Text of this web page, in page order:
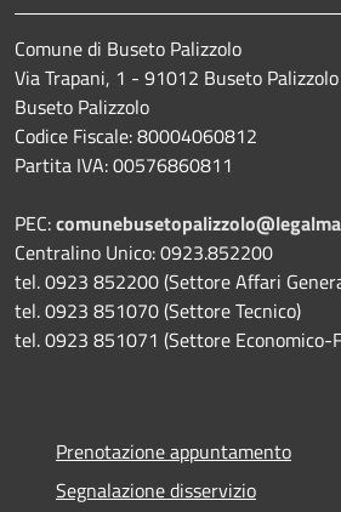
Comune di Buseto Palizzolo
Via Trapani, 1 - 91012 Buseto
Buseto Palizzolo
Codice Fiscale: 80004060812
Partita IVA: 00576860811
PEC:
Centralino Unico: 0923.852200
tel. 0923 852200 (Settore Affari
tel. 0923 851070 (Settore Tecnico)
tel. 0923 851071 (Settore Economico-
Prenotazione appuntamento
Segnalazione disservizio